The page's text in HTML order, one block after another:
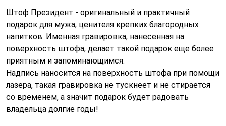
Штоф Президент - оригинальный и практичный
подарок для мужа, ценителя крепких благородных
напитков. Именная гравировка, нанесенная на
поверхность штофа, делает такой подарок еще более
приятным и запоминающимся.
Надпись наносится на поверхность штофа при помощи
лазера, такая гравировка не тускнеет и не стирается
со временем, а значит подарок будет радовать
владельца долгие годы!